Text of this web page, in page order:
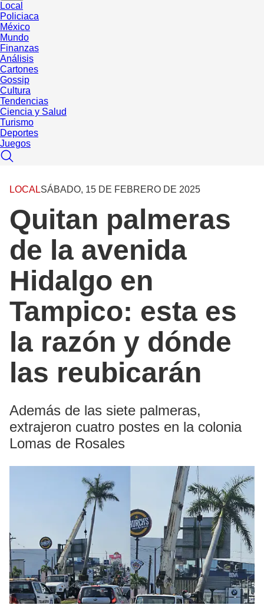
Local
Policiaca
México
Mundo
Finanzas
Análisis
Cartones
Gossip
Cultura
Tendencias
Ciencia y Salud
Turismo
Deportes
Juegos
LOCALSÁBADO, 15 DE FEBRERO DE 2025
Quitan palmeras
de la avenida
Hidalgo en
Tampico: esta es
la razón y dónde
las reubicarán
Además de las siete palmeras,
extrajeron cuatro postes en la colonia
Lomas de Rosales